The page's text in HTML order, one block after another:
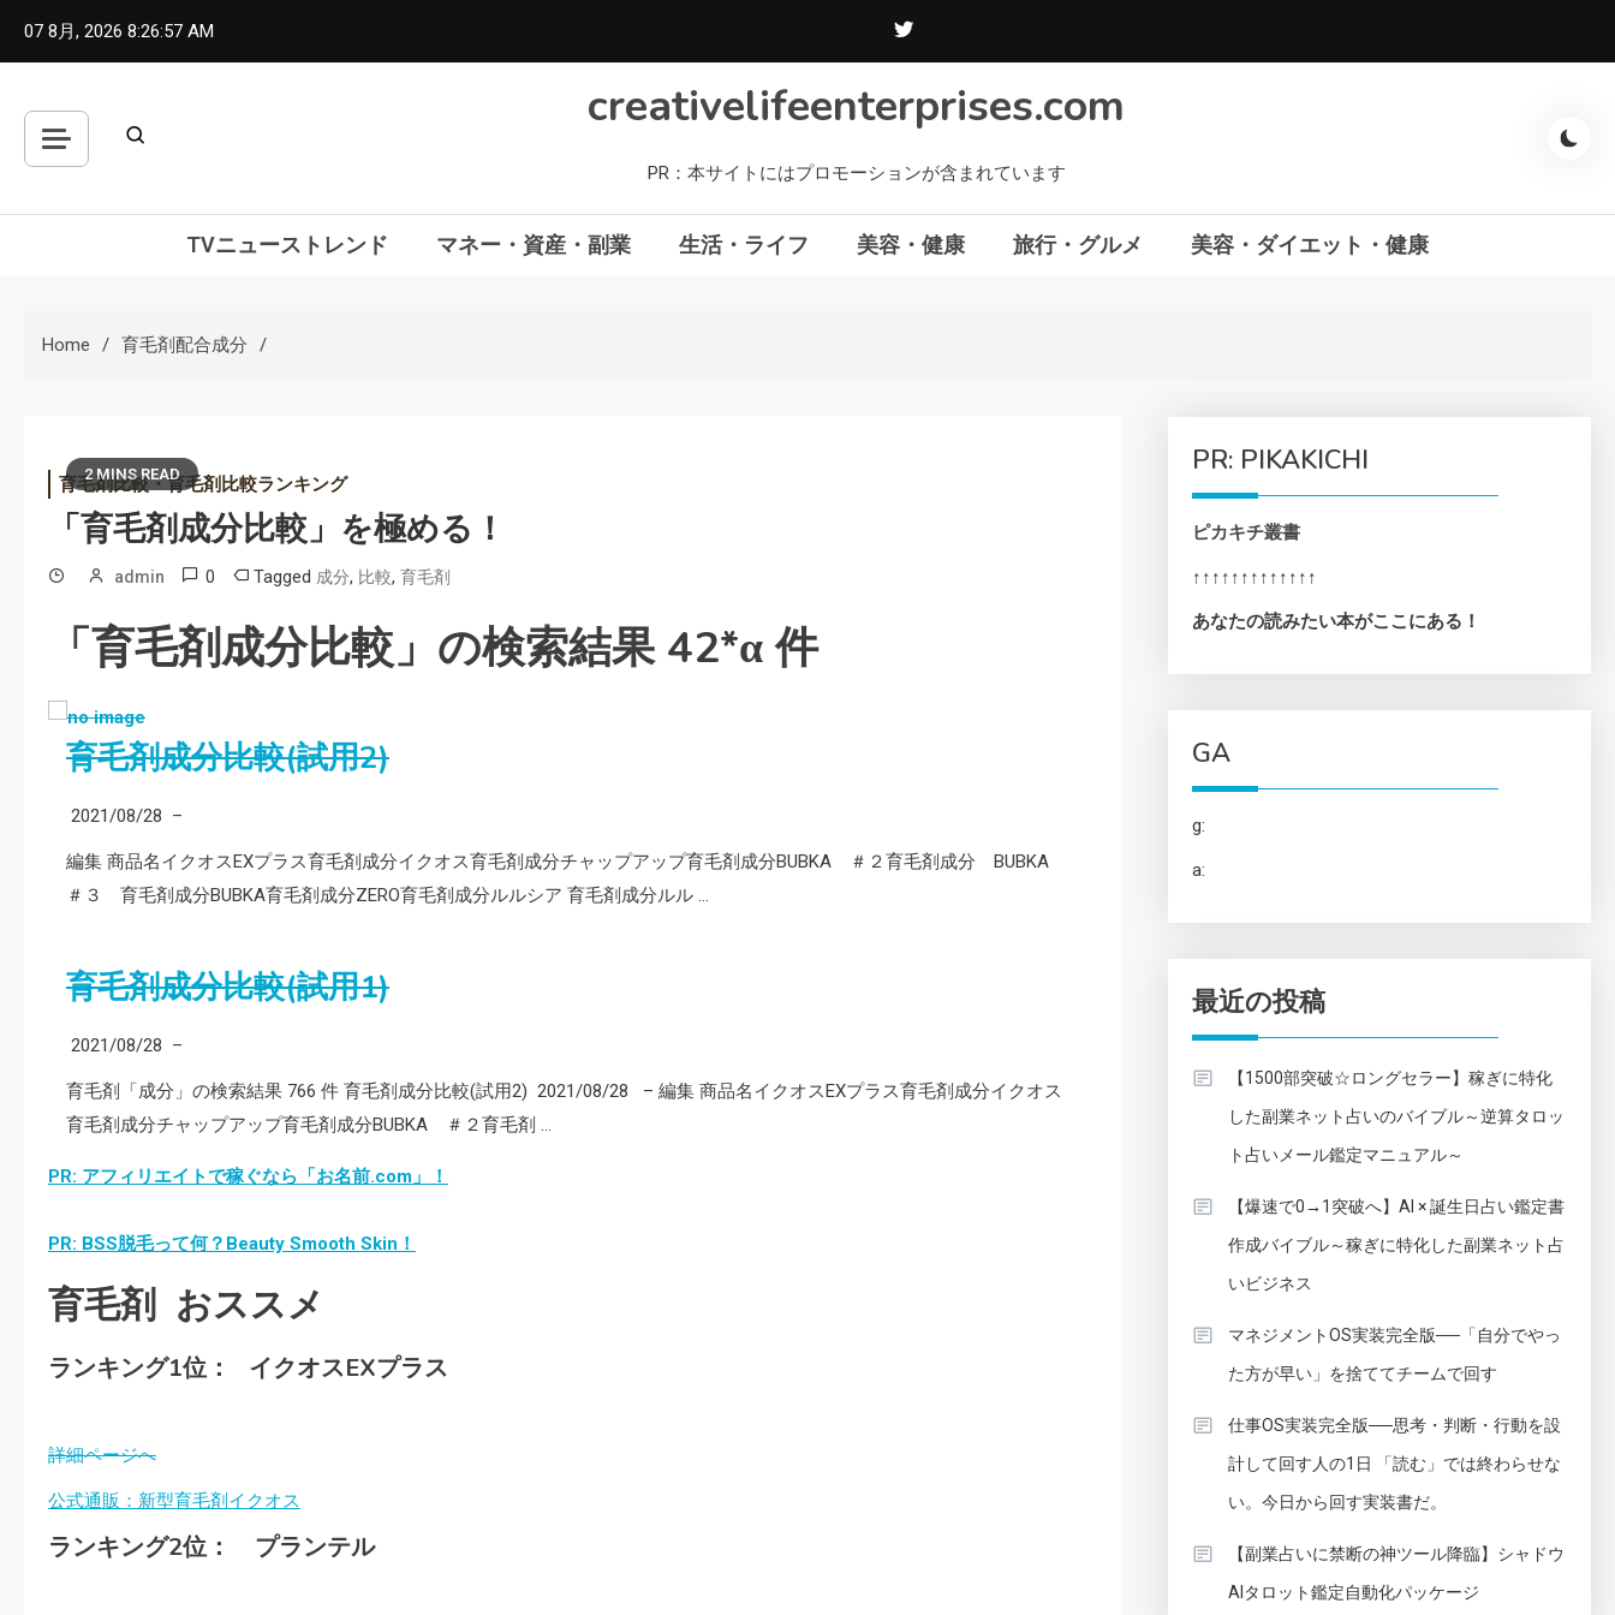
07 8月, 2026 8:26:58 AM
creativelifeenterprises.com
PR：本サイトにはプロモーションが含まれています
TVニューストレンド マネー・資産・副業 生活・ライフ 美容・健康 旅行・グルメ 美容・ダイエット・健康
Home 育毛剤配合成分
2 MINS READ
育毛剤比較・育毛剤比較ランキング
「育毛剤成分比較」を極める！
admin 0 Tagged 成分, 比較, 育毛剤
「育毛剤成分比較」の検索結果 42*α 件
育毛剤成分比較(試用2)
2021/08/28 –
編集 商品名イクオスEXプラス育毛剤成分イクオス育毛剤成分チャップアップ育毛剤成分BUBKA ＃２育毛剤成分 BUBKA
＃３ 育毛剤成分BUBKA育毛剤成分ZERO育毛剤成分ルルシア 育毛剤成分ルル …
育毛剤成分比較(試用1)
2021/08/28 –
育毛剤「成分」の検索結果 766 件 育毛剤成分比較(試用2) 2021/08/28 – 編集 商品名イクオスEXプラス育毛剤成分イクオス
育毛剤成分チャップアップ育毛剤成分BUBKA ＃２育毛剤 …
PR: アフィリエイトで稼ぐなら「お名前.com」！
PR: BSS脱毛って何？Beauty Smooth Skin！
育毛剤 おススメ
ランキング1位： イクオスEXプラス
詳細ページへ
公式通販：新型育毛剤イクオス
ランキング2位： プランテル
PR: PIKAKICHI
ピカキチ叢書
↑↑↑↑↑↑↑↑↑↑↑↑↑
あなたの読みたい本がここにある！
GA
g:
a:
最近の投稿
【1500部突破☆ロングセラー】稼ぎに特化
した副業ネット占いのバイブル～逆算タロッ
ト占いメール鑑定マニュアル～
【爆速で0→1突破へ】AI × 誕生日占い鑑定書
作成バイブル～稼ぎに特化した副業ネット占
いビジネス
マネジメントOS実装完全版──「自分でやっ
た方が早い」を捨ててチームで回す
仕事OS実装完全版──思考・判断・行動を設
計して回す人の1日 「読む」では終わらせな
い。今日から回す実装書だ。
【副業占いに禁断の神ツール降臨】シャドウ
AIタロット鑑定自動化パッケージ